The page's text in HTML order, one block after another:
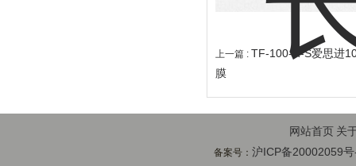
上一篇 : TF-100-R-S爱思进
膜
网站首页 关
备案号：沪ICP备20002059